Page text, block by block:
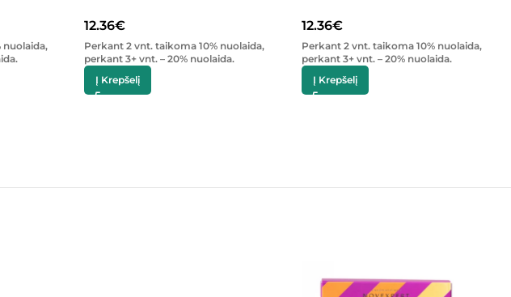
nuolaida,
12.36€
Perkant 2 vnt. taikoma 10% nuolaida,
perkant 3+ vnt. – 20% nuolaida.
Į Krepšelį
12.36€
Perkant 2 vnt. taikoma 10% nuolaida,
perkant 3+ vnt. – 20% nuolaida.
Į Krepšelį